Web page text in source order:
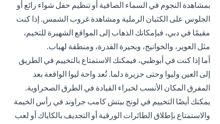
بمشاهدة النجوم في السماء الصافية أو تنظيم حفل شواء رائع أو
الجلوس على الكثبان الرملية ومشاهدة غروب الشمس. إذا كنت
مقيمًا في دبي، فبإمكانك الذهاب إلى المواقع الشهيرة للتخيم،
مثل العوير، والخوانيج، وبحيرة القدرة، ومنطقة لهباب.
أما إذا كنت في أبوظبي، فيمكنك الاستمتاع بالتخييم في الطريق
إلى العين وليوا وحتى جزيرة دلما. تُعد واحة ليوا الواقعة بعد
المفرق المكان الأنسب لخبراء القيادة في الطرق الصحراوية.
يمكنك أيضًا التخييم في لونج بيتش كامب جراوند في رأس الخيمة
والاستمتاع بإطلاق الطائرات الورقية أو التجديف بالكاياك أو لعب